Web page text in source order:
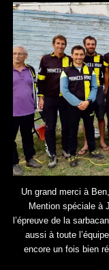
Un grand merci à
Mention spéciale à
l’épreuve de la
aussi à toute
encore un fois bien